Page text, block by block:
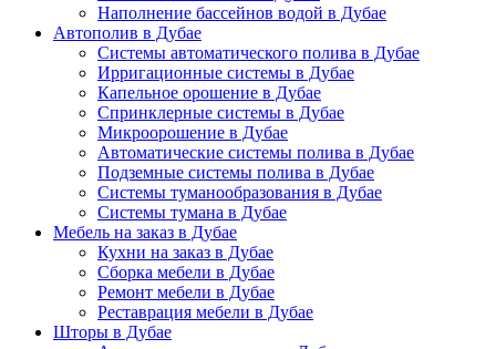
Наполнение бассейнов водой в Дубае
Автополив в Дубае
Системы автоматического полива в Дубае
Ирригационные системы в Дубае
Капельное орошение в Дубае
Спринклерные системы в Дубае
Микроорошение в Дубае
Автоматические системы полива в Дубае
Подземные системы полива в Дубае
Системы туманообразования в Дубае
Системы тумана в Дубае
Мебель на заказ в Дубае
Кухни на заказ в Дубае
Сборка мебели в Дубае
Ремонт мебели в Дубае
Реставрация мебели в Дубае
Шторы в Дубае